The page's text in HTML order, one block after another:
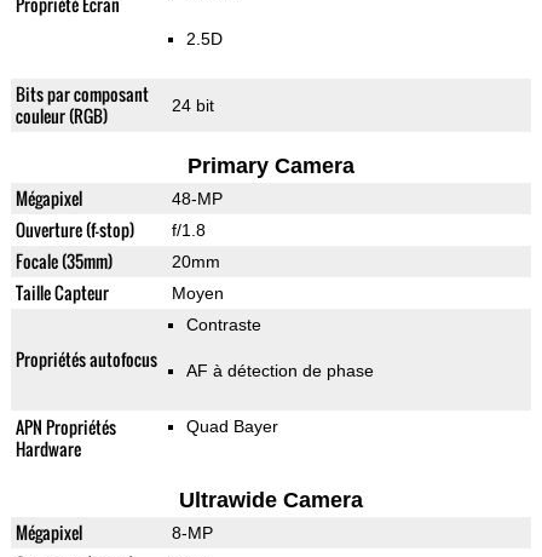
2.5D
Bits par composant
couleur (RGB)
24 bit
Primary Camera
Mégapixel 48-MP
Ouverture (f-stop) f/1.8
Focale (35mm) 20mm
Taille Capteur Moyen
Propriétés autofocus
Contraste
AF à détection de phase
APN Propriétés
Hardware
Quad Bayer
Ultrawide Camera
Mégapixel 8-MP